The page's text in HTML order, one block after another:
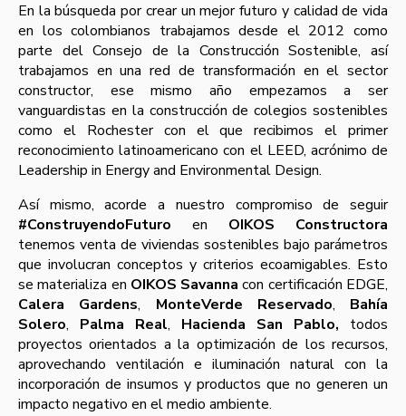
En la búsqueda por crear un mejor futuro y calidad de vida
en los colombianos trabajamos desde el 2012 como
parte del Consejo de la Construcción Sostenible, así
trabajamos en una red de transformación en el sector
constructor, ese mismo año empezamos a ser
vanguardistas en la construcción de colegios sostenibles
como el Rochester con el que recibimos el primer
reconocimiento latinoamericano con el LEED, acrónimo de
Leadership in Energy and Environmental Design.
Así mismo, acorde a nuestro compromiso de seguir
#ConstruyendoFuturo en OIKOS Constructora
tenemos venta de viviendas sostenibles bajo parámetros
que involucran conceptos y criterios ecoamigables. Esto
se materializa en OIKOS Savanna con certificación EDGE,
Calera Gardens, MonteVerde Reservado, Bahía
Solero, Palma Real, Hacienda San Pablo, todos
proyectos orientados a la optimización de los recursos,
aprovechando ventilación e iluminación natural con la
incorporación de insumos y productos que no generen un
impacto negativo en el medio ambiente.